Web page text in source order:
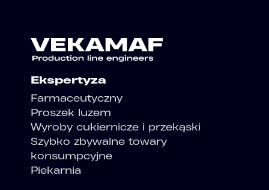
Ekspertyza
Farmaceutyczny
Proszek luzem
Wyroby cukiernicze i przekąski
Szybko zbywalne towary
konsumpcyjne
Piekarnia